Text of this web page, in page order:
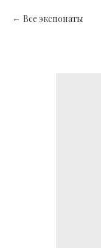
Все экспонаты